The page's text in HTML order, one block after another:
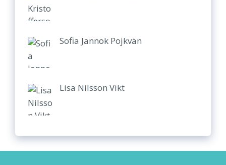
Sofia Jannok Pojkvän
Lisa Nilsson Vikt